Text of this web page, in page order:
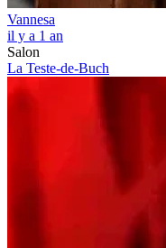
Vannesa
il y a 1 an
Salon
La Teste-de-Buch